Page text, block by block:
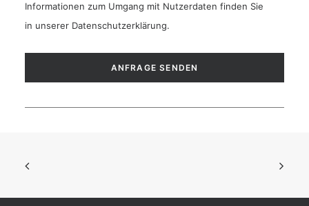
Informationen zum Umgang mit Nutzerdaten finden Sie
in unserer Datenschutzerklärung.